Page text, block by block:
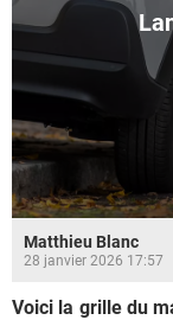
Matthieu Blanc
28 janvier 2026 17:57
Voici la grille du